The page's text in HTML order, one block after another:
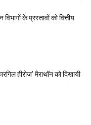
के प्रस्तावों को वित्तीय
हीरोज’ मैराथॉन को दिखायी